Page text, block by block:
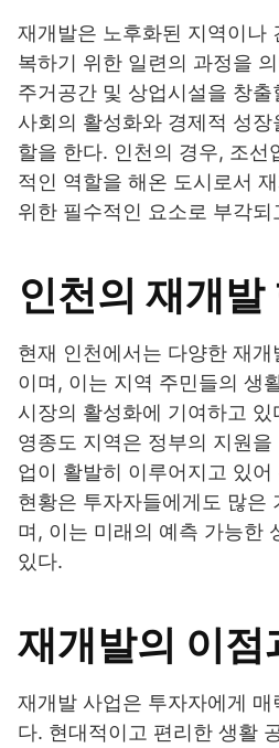
재개발은 노후화된 지역이나
복하기 위한 일련의 과정을
주거공간 및 상업시설을 창
사회의 활성화와 경제적 성
할을 한다. 인천의 경우, 조선
적인 역할을 해온 도시로서
위한 필수적인 요소로 부각되
인천의 재개발
현재 인천에서는 다양한 재
이며, 이는 지역 주민들의 생
시장의 활성화에 기여하고
영종도 지역은 정부의 지원
업이 활발히 이루어지고 있
현황은 투자자들에게도 많은
며, 이는 미래의 예측 가능한
있다.
재개발의 이점
재개발 사업은 투자자에게
다. 현대적이고 편리한 생활